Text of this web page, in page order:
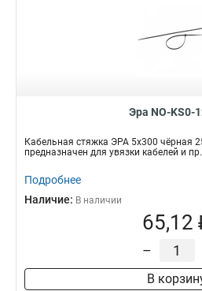
Эра NO-KS0-
Кабельная стяжка ЭРА 5x300 чёрная
предназначен для увязки кабелей и
Подробнее
Наличие: В наличии
65,12
–
В